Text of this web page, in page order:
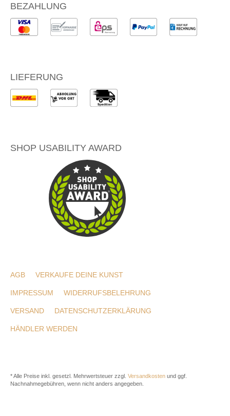
BEZAHLUNG
LIEFERUNG
SHOP USABILITY AWARD
AGB VERKAUFE DEINE KUNST
IMPRESSUM WIDERRUFSBELEHRUNG
VERSAND DATENSCHUTZERKLÄRUNG
HÄNDLER WERDEN
* Alle Preise inkl. gesetzl. Mehrwertsteuer zzgl. Versandkosten und ggf.
Nachnahmegebühren, wenn nicht anders angegeben.